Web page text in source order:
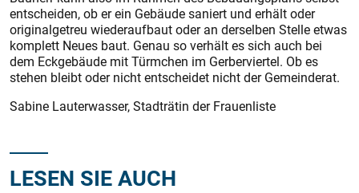
entscheiden, ob er ein Gebäude saniert und erhält oder
originalgetreu wiederaufbaut oder an derselben Stelle etwas
komplett Neues baut. Genau so verhält es sich auch bei
dem Eckgebäude mit Türmchen im Gerberviertel. Ob es
stehen bleibt oder nicht entscheidet nicht der Gemeinderat.
Sabine Lauterwasser, Stadträtin der Frauenliste
LESEN SIE AUCH